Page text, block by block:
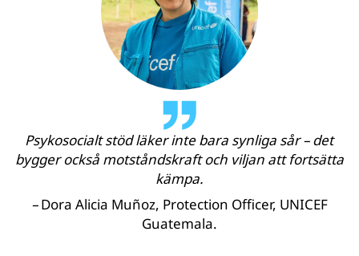
Psykosocialt stöd läker inte bara synliga sår – det
bygger också motståndskraft och viljan att fortsätta
kämpa.
–Dora Alicia Muñoz, Protection Officer, UNICEF
Guatemala.